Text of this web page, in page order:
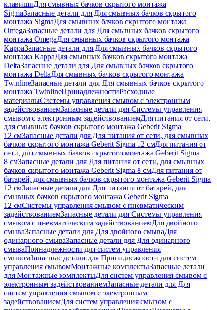
клавишиДля смывных бачков скрытого монтажа
SigmaЗапасные детали для Для смывных бачков скрытого
монтажа SigmaДля смывных бачков скрытого монтажа
OmegaЗапасные детали для Для смывных бачков скрытого
монтажа OmegaДля смывных бачков скрытого монтажа
KappaЗапасные детали для Для смывных бачков скрытого
монтажа KappaДля смывных бачков скрытого монтажа
DeltaЗапасные детали для Для смывных бачков скрытого
монтажа DeltaДля смывных бачков скрытого монтажа
TwinlineЗапасные детали для Для смывных бачков скрытого
монтажа TwinlineПринадлежностиРасходные
материалыСистемы управления смывом с электронным
задействованиемЗапасные детали для Системы управления
смывом с электронным задействованиемДля питания от сети,
для смывных бачков скрытого монтажа Geberit Sigma
12 смЗапасные детали для Для питания от сети, для смывных
бачков скрытого монтажа Geberit Sigma 12 смДля питания от
сети, для смывных бачков скрытого монтажа Geberit Sigma
8 смЗапасные детали для Для питания от сети, для смывных
бачков скрытого монтажа Geberit Sigma 8 смДля питания от
батарей, для смывных бачков скрытого монтажа Geberit Sigma
12 смЗапасные детали для Для питания от батарей, для
смывных бачков скрытого монтажа Geberit Sigma
12 смСистемы управления смывом с пневматическим
задействованиемЗапасные детали для Системы управления
смывом с пневматическим задействованиемДля двойного
смываЗапасные детали для Для двойного смываДля
одинарного смываЗапасные детали для Для одинарного
смываПринадлежности для систем управления
смывомЗапасные детали для Принадлежности для систем
управления смывомМонтажные комплектыЗапасные детали
для Монтажные комплектыДля систем управления смывом с
электронным задействованиемЗапасные детали для Для
систем управления смывом с электронным
задействованиемДля систем управления смывом с